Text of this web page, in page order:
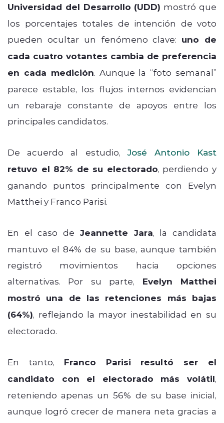
Universidad del Desarrollo (UDD) mostró que
los porcentajes totales de intención de voto
pueden ocultar un fenómeno clave: uno de
cada cuatro votantes cambia de preferencia
en cada medición. Aunque la “foto semanal”
parece estable, los flujos internos evidencian
un rebaraje constante de apoyos entre los
principales candidatos.
De acuerdo al estudio,José Antonio Kast
retuvo el 82% de su electorado, perdiendo y
ganando puntos principalmente con Evelyn
Matthei y Franco Parisi.
En el caso de Jeannette Jara, la candidata
mantuvo el 84% de su base, aunque también
registró movimientos hacia opciones
alternativas. Por su parte, Evelyn Matthei
mostró una de las retenciones más bajas
(64%), reflejando la mayor inestabilidad en su
electorado.
En tanto, Franco Parisi resultó ser el
candidato con el electorado más volátil,
reteniendo apenas un 56% de su base inicial,
aunque logró crecer de manera neta gracias a